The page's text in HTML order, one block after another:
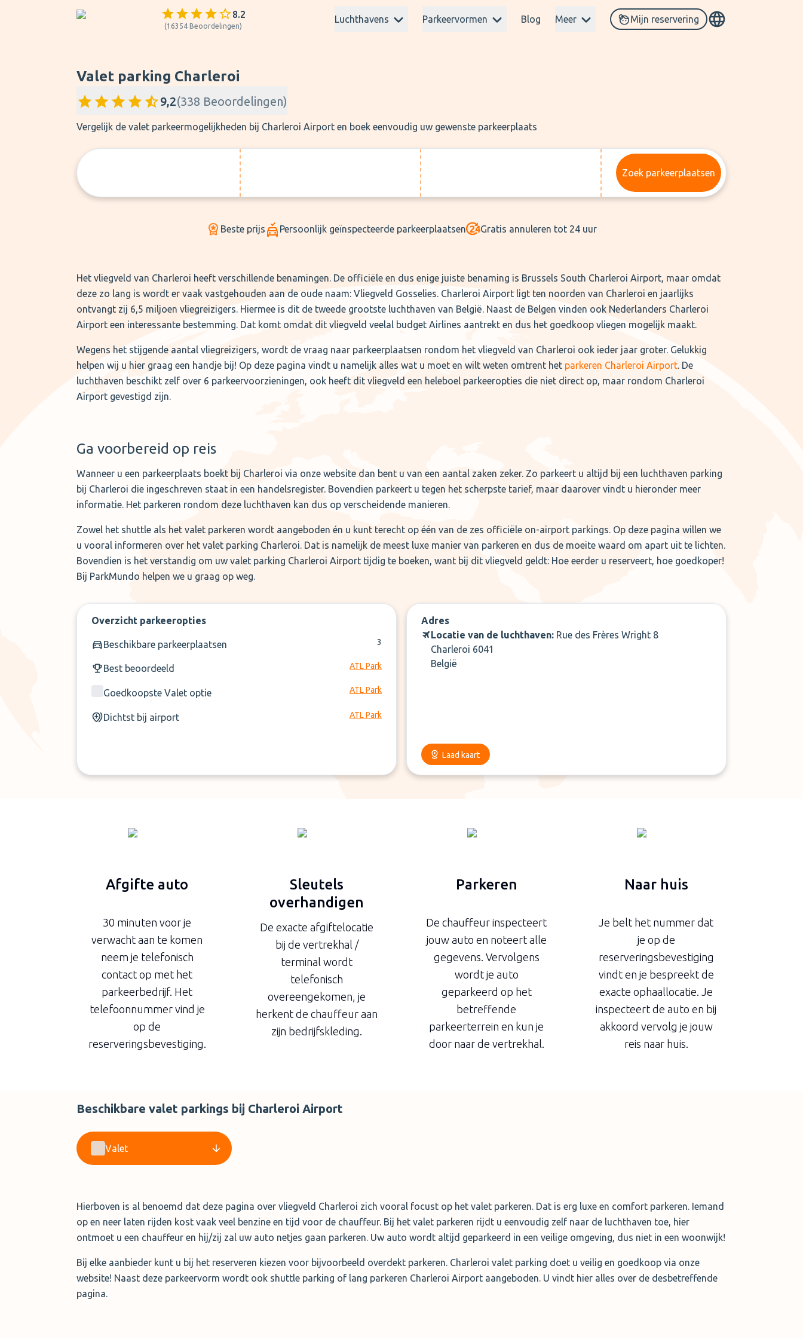
8.2
(16354 Beoordelingen)
Luchthavens Parkeervormen Blog Meer Mijn reservering
Valet parking Charleroi
9,2(338 Beoordelingen)
Vergelijk de valet parkeermogelijkheden bij Charleroi Airport en boek eenvoudig uw gewenste parkeerplaats
Zoek parkeerplaatsen
Beste prijs Persoonlijk geïnspecteerde parkeerplaatsen Gratis annuleren tot 24 uur
Het vliegveld van Charleroi heeft verschillende benamingen. De officiële en dus enige juiste benaming is Brussels South Charleroi Airport, maar omdat
deze zo lang is wordt er vaak vastgehouden aan de oude naam: Vliegveld Gosselies. Charleroi Airport ligt ten noorden van Charleroi en jaarlijks
ontvangt zij 6,5 miljoen vliegreizigers. Hiermee is dit de tweede grootste luchthaven van België. Naast de Belgen vinden ook Nederlanders Charleroi
Airport een interessante bestemming. Dat komt omdat dit vliegveld veelal budget Airlines aantrekt en dus het goedkoop vliegen mogelijk maakt.
Wegens het stijgende aantal vliegreizigers, wordt de vraag naar parkeerplaatsen rondom het vliegveld van Charleroi ook ieder jaar groter. Gelukkig
helpen wij u hier graag een handje bij! Op deze pagina vindt u namelijk alles wat u moet en wilt weten omtrent het parkeren Charleroi Airport. De
luchthaven beschikt zelf over 6 parkeervoorzieningen, ook heeft dit vliegveld een heleboel parkeeropties die niet direct op, maar rondom Charleroi
Airport gevestigd zijn.
Ga voorbereid op reis
Wanneer u een parkeerplaats boekt bij Charleroi via onze website dan bent u van een aantal zaken zeker. Zo parkeert u altijd bij een luchthaven parking
bij Charleroi die ingeschreven staat in een handelsregister. Bovendien parkeert u tegen het scherpste tarief, maar daarover vindt u hieronder meer
informatie. Het parkeren rondom deze luchthaven kan dus op verscheidende manieren.
Zowel het shuttle als het valet parkeren wordt aangeboden én u kunt terecht op één van de zes officiële on-airport parkings. Op deze pagina willen we
u vooral informeren over het valet parking Charleroi. Dat is namelijk de meest luxe manier van parkeren en dus de moeite waard om apart uit te lichten.
Bovendien is het verstandig om uw valet parking Charleroi Airport tijdig te boeken, want bij dit vliegveld geldt: Hoe eerder u reserveert, hoe goedkoper!
Bij ParkMundo helpen we u graag op weg.
Overzicht parkeeropties
Beschikbare parkeerplaatsen 3
Best beoordeeld ATL Park
Goedkoopste Valet optie ATL Park
Dichtst bij airport ATL Park
Adres
Locatie van de luchthaven: Rue des Frères Wright 8
Charleroi 6041
België
Laad kaart
Afgifte auto
30 minuten voor je
verwacht aan te komen
neem je telefonisch
contact op met het
parkeerbedrijf. Het
telefoonnummer vind je
op de
reserveringsbevestiging.
Sleutels
overhandigen
De exacte afgiftelocatie
bij de vertrekhal /
terminal wordt
telefonisch
overeengekomen, je
herkent de chauffeur aan
zijn bedrijfskleding.
Parkeren
De chauffeur inspecteert
jouw auto en noteert alle
gegevens. Vervolgens
wordt je auto
geparkeerd op het
betreffende
parkeerterrein en kun je
door naar de vertrekhal.
Naar huis
Je belt het nummer dat
je op de
reserveringsbevestiging
vindt en je bespreekt de
exacte ophaallocatie. Je
inspecteert de auto en bij
akkoord vervolg je jouw
reis naar huis.
Beschikbare valet parkings bij Charleroi Airport
Valet
Hierboven is al benoemd dat deze pagina over vliegveld Charleroi zich vooral focust op het valet parkeren. Dat is erg luxe en comfort parkeren. Iemand
op en neer laten rijden kost vaak veel benzine en tijd voor de chauffeur. Bij het valet parkeren rijdt u eenvoudig zelf naar de luchthaven toe, hier
ontmoet u een chauffeur en hij/zij zal uw auto netjes gaan parkeren. Uw auto wordt altijd geparkeerd in een veilige omgeving, dus niet in een woonwijk!
Bij elke aanbieder kunt u bij het reserveren kiezen voor bijvoorbeeld overdekt parkeren. Charleroi valet parking doet u veilig en goedkoop via onze
website! Naast deze parkeervorm wordt ook shuttle parking of lang parkeren Charleroi Airport aangeboden. U vindt hier alles over de desbetreffende
pagina.